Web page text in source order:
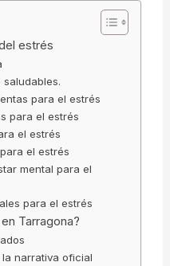
estrés
para el estrés
para el estrés
el estrés
el estrés
mental para el
para el estrés
Tarragona?
narrativa oficial